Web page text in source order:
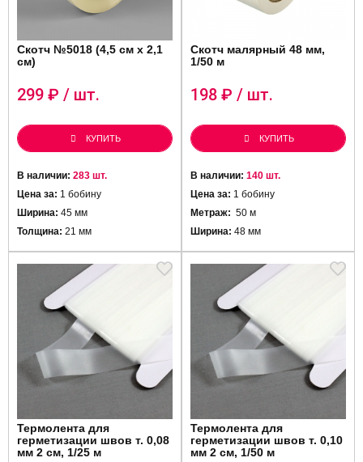
Скотч №5018 (4,5 см х 2,1
см)
299 ₽ / шт.
КУПИТЬ
В наличии: 283 шт.
Цена за: 1 бобину
Ширина: 45 мм
Толщина: 21 мм
Скотч малярный 48 мм,
1/50 м
198 ₽ / шт.
КУПИТЬ
В наличии: 140 шт.
Цена за: 1 бобину
Метраж: 50 м
Ширина: 48 мм
Термолента для
герметизации швов т. 0,08
мм 2 см, 1/25 м
Термолента для
герметизации швов т. 0,10
мм 2 см, 1/50 м